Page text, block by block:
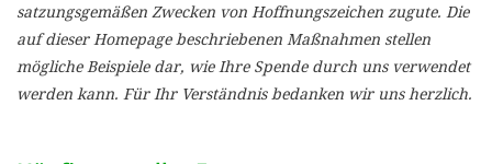
satzungsgemäßen Zwecken von Hoffnungszeichen zugute. Die
auf dieser Homepage beschriebenen Maßnahmen stellen
mögliche Beispiele dar, wie Ihre Spende durch uns verwendet
werden kann. Für Ihr Verständnis bedanken wir uns herzlich.
Impressum
ALLEN